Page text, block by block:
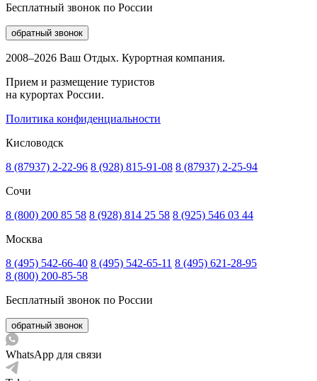
Бесплатный звонок по России
обратный звонок
2008–2026 Ваш Отдых. Курортная компания.
Прием и размещение туристов
на курортах России.
Политика конфиденциальности
Кисловодск
8 (87937) 2-22-96 8 (928) 815-91-08 8 (87937) 2-25-94
Сочи
8 (800) 200 85 58 8 (928) 814 25 58 8 (925) 546 03 44
Москва
8 (495) 542-66-40 8 (495) 542-65-11 8 (495) 621-28-95
8 (800) 200-85-58
Бесплатный звонок по России
обратный звонок
WhatsApp для связи